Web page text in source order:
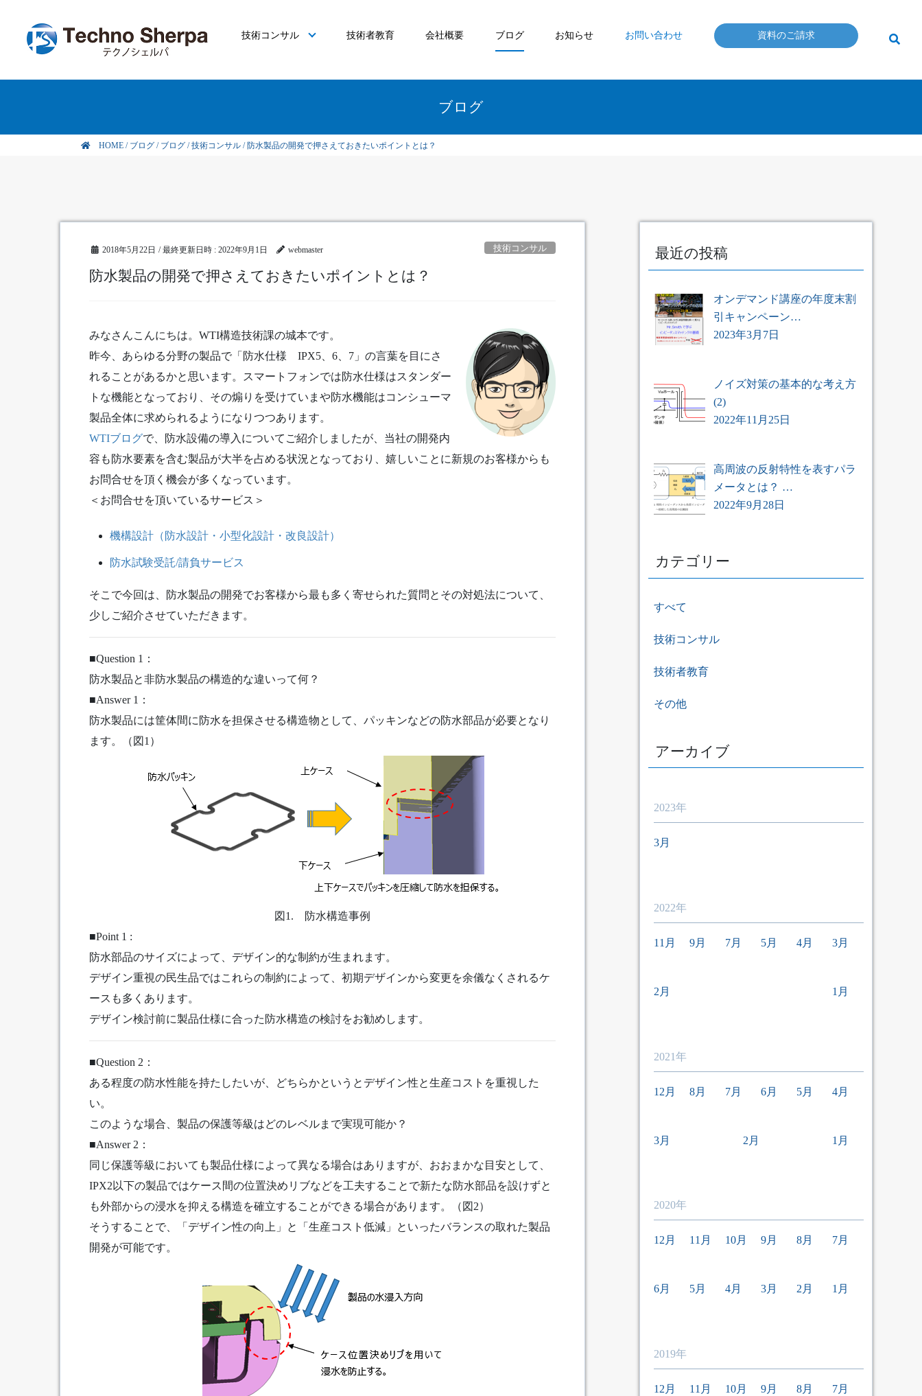
技術コンサル 技術者教育 会社概要 ブログ お知らせ お問い合わせ 資料のご請求
ブログ
HOME / ブログ / ブログ /技術コンサル /防水製品の開発で押さえておきたいポイントとは？
2018年5月22日 / 最終更新日時 : 2022年9月1日 webmaster 技術コンサル
防水製品の開発で押さえておきたいポイントとは？
みなさんこんにちは。WTI構造技術課の城本です。
昨今、あらゆる分野の製品で「防水仕様 IPX5、6、7」の言葉を目にさ
れることがあるかと思います。スマートフォンでは防水仕様はスタンダー
トな機能となっており、その煽りを受けていまや防水機能はコンシューマ
製品全体に求められるようになりつつあります。
WTIブログで、防水設備の導入についてご紹介しましたが、当社の開発内
容も防水要素を含む製品が大半を占める状況となっており、嬉しいことに新規のお客様からも
お問合せを頂く機会が多くなっています。
＜お問合せを頂いているサービス＞
機構設計（防水設計・小型化設計・改良設計）
防水試験受託/請負サービス
そこで今回は、防水製品の開発でお客様から最も多く寄せられた質問とその対処法について、
少しご紹介させていただきます。
■Question 1：
防水製品と非防水製品の構造的な違いって何？
■Answer 1：
防水製品には筐体間に防水を担保させる構造物として、パッキンなどの防水部品が必要となり
ます。（図1）
図1. 防水構造事例
■Point 1 :
防水部品のサイズによって、デザイン的な制約が生まれます。
デザイン重視の民生品ではこれらの制約によって、初期デザインから変更を余儀なくされるケ
ースも多くあります。
デザイン検討前に製品仕様に合った防水構造の検討をお勧めします。
■Question 2：
ある程度の防水性能を持たしたいが、どちらかというとデザイン性と生産コストを重視した
い。
このような場合、製品の保護等級はどのレベルまで実現可能か？
■Answer 2：
同じ保護等級においても製品仕様によって異なる場合はありますが、おおまかな目安として、
IPX2以下の製品ではケース間の位置決めリブなどを工夫することで新たな防水部品を設けずと
も外部からの浸水を抑える構造を確立することができる場合があります。（図2）
そうすることで、「デザイン性の向上」と「生産コスト低減」といったバランスの取れた製品
開発が可能です。
最近の投稿
オンデマンド講座の年度末割
引キャンペーン…
2023年3月7日
ノイズ対策の基本的な考え方
(2)
2022年11月25日
高周波の反射特性を表すパラ
メータとは？ …
2022年9月28日
カテゴリー
すべて
技術コンサル
技術者教育
その他
アーカイブ
2023年
3月
2022年
11月 9月 7月 5月 4月 3月
2月 1月
2021年
12月 8月 7月 6月 5月 4月
3月 2月 1月
2020年
12月 11月 10月 9月 8月 7月
6月 5月 4月 3月 2月 1月
2019年
12月 11月 10月 9月 8月 7月